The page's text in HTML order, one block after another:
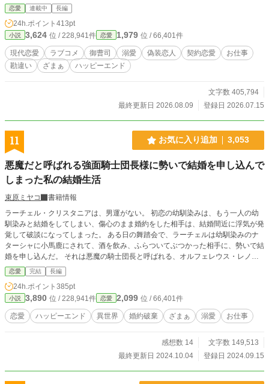
当にレンタル彼氏を予約してしまった。 そして結婚式当日。
ホテルのロビーで待っていたのは、黒いスーツを着た、恐ろ
しく顔のいい男。 ひなたは迷わず声をかける。 「レンタル彼
氏の方ですよね？」 「違う」 「すみませんでした！」 「待
て」 「はい？」 「……俺がやる」 「何をですか？」 「彼氏
を」 こうして始まった、一日限りの偽装恋愛。 ところがこの
男、妙に態度が大きい。愛想はない。恋人のふりはやたら上
と会わないはずだった。 ――翌朝までは。 出社したひなたの
が、うちの会社の御曹司なんですけど!? しかも蓮は、なぜか
偽装恋愛を終わらせる気がないらしい。 「昨日で契約終了で
長い長い！ そんな契約期間、聞いたことありませんか
ら！」 仕事は完璧、容姿も完璧、なのに恋愛だけは壊滅的。
と迷惑の区別もつかない。 そんなポンコツ御曹司に振り回さ
れながら、傷ついていたひなたの日常は、少しずつ賑やかに
変わっていく。 一日限定だったはずの偽装恋愛。 なのに気づ
けば、彼のほうが本気になっていて――。 笑って、喧嘩し
て、ときどき不意打ちで甘い。 恋愛初心者の御曹司と、世話
焼き会社員の、勘違いから始まる溺愛系お仕事ラブコメデ
ィ。
恋愛 連載中 長編
24h.ポイント 413pt
小説 3,624 位 / 228,941件 恋愛 1,979 位 / 66,401件
現代恋愛 ラブコメ 御曹司 溺愛 偽装恋人 契約恋愛
お仕事
勘違い
ざまぁ ハッピーエンド
文字数 405,794
最終更新日 2026.08.09
登録日 2026.07.15
11 お気に入り追加 3,053
悪魔だと呼ばれる強面騎士団長様に勢いで結婚を申し込んで
しまった私の結婚生活
束原ミヤコ
書籍情報
ラーチェル・クリスタニアは、男運がない。 初恋の幼馴染みは、もう一人の幼
馴染みと結婚をしてしまい、傷心のまま婚約をした相手は、結婚間近に浮気が発
覚して破談になってしまった。 ある日の舞踏会で、ラーチェルは幼馴染みのナ
ターシャに小馬鹿にされて、酒を飲み、ふらついてぶつかった相手に、勢いで結
婚を申し込んだ。 それは悪魔の騎士団長と呼ばれる、オルフェレウス・レノク
スだった。
恋愛 完結 長編
24h.ポイント 385pt
小説 3,890 位 / 228,941件 恋愛 2,099 位 / 66,401件
恋愛 ハッピーエンド 異世界 婚約破棄 ざまぁ 溺愛 お仕事
感想数 14
文字数 149,513
最終更新日 2024.10.04
登録日 2024.09.15